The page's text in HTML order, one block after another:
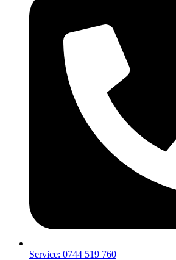
Service: 0744 519 760